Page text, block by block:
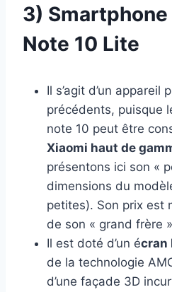
3)
Note 10 Lite
Il s’agit d’un appareil
précédents, puisque
note 10 peut être
Xiaomi haut de
présentons ici son «
dimensions du
petites). Son prix est
de son « grand frère
Il est doté d’un écran
de la technologie
d’une façade 3D